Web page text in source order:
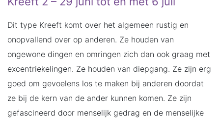
Dit type Kreeft komt over het algemeen rustig en
onopvallend over op anderen. Ze houden van
ongewone dingen en omringen zich dan ook graag met
excentriekelingen. Ze houden van diepgang. Ze zijn erg
goed om gevoelens los te maken bij anderen doordat
ze bij de kern van de ander kunnen komen. Ze zijn
gefascineerd door menselijk gedrag en de menselijke